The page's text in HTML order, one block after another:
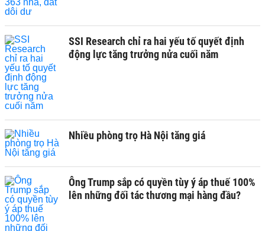
SSI Research chỉ ra hai yếu tố quyết định
động lực tăng trưởng nửa cuối năm
Nhiều phòng trọ Hà Nội tăng giá
Ông Trump sắp có quyền tùy ý áp thuế 100%
lên những đối tác thương mại hàng đầu?